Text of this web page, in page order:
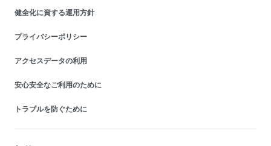
健全化に資する運用方針
プライバシーポリシー
アクセスデータの利用
安心安全なご利用のために
トラブルを防ぐために